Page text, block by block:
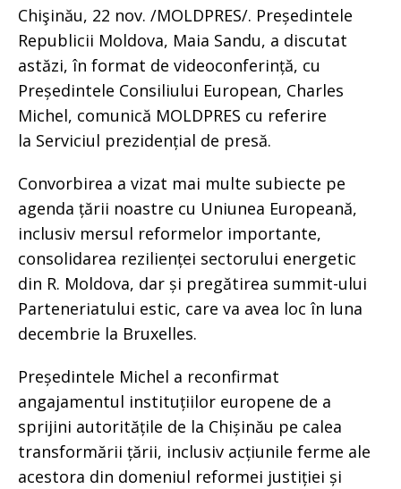
Chişinău, 22 nov. /MOLDPRES/. Președintele
Republicii Moldova, Maia Sandu, a discutat
astăzi, în format de videoconferință, cu
Președintele Consiliului European, Charles
Michel, comunică MOLDPRES cu referire
la Serviciul prezidențial de presă.
Convorbirea a vizat mai multe subiecte pe
agenda țării noastre cu Uniunea Europeană,
inclusiv mersul reformelor importante,
consolidarea rezilienței sectorului energetic
din R. Moldova, dar și pregătirea summit-ului
Parteneriatului estic, care va avea loc în luna
decembrie la Bruxelles.
Președintele Michel a reconfirmat
angajamentul instituțiilor europene de a
sprijini autoritățile de la Chișinău pe calea
transformării țării, inclusiv acțiunile ferme ale
acestora din domeniul reformei justiției și